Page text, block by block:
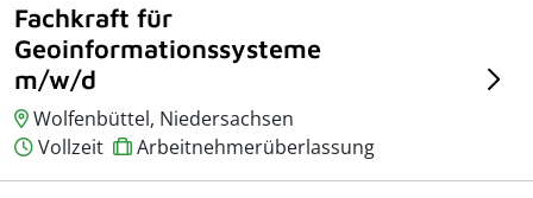
Fachkraft für
Geoinformationssysteme
m/w/d
Wolfenbüttel, Niedersachsen
Vollzeit
Arbeitnehmerüberlassung